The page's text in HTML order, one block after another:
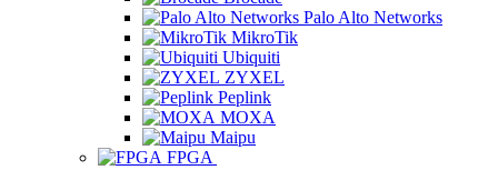
Palo Alto Networks
MikroTik
Ubiquiti
ZYXEL
Peplink
MOXA
Maipu
FPGA